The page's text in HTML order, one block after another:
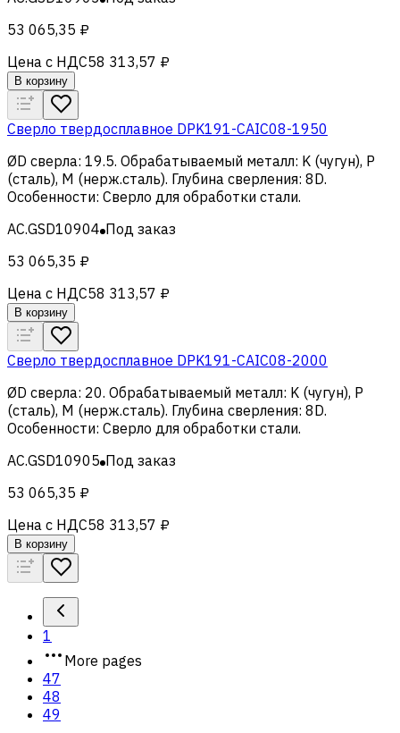
53 065,35 ₽
Цена с НДС58 313,57 ₽
В корзину
Сверло твердосплавное DPK191-CAIC08-1950
ØD сверла: 19.5. Обрабатываемый металл: K (чугун), Р
(сталь), M (нерж.сталь). Глубина сверления: 8D.
Особенности: Сверло для обработки стали.
AC.GSD10904 Под заказ
53 065,35 ₽
Цена с НДС58 313,57 ₽
В корзину
Сверло твердосплавное DPK191-CAIC08-2000
ØD сверла: 20. Обрабатываемый металл: K (чугун), Р
(сталь), M (нерж.сталь). Глубина сверления: 8D.
Особенности: Сверло для обработки стали.
AC.GSD10905 Под заказ
53 065,35 ₽
Цена с НДС58 313,57 ₽
В корзину
1
More pages
47
48
49